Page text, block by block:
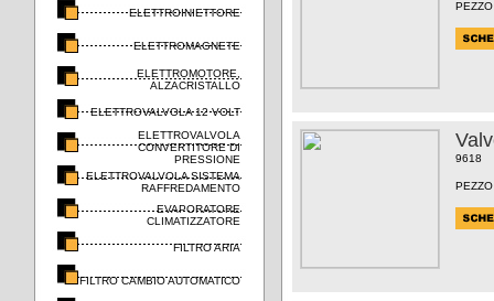
ELETTROINIETTORE
ELETTROMAGNETE
ELETTROMOTORE,
ALZACRISTALLO
ELETTROVALVOLA 12 VOLT
ELETTROVALVOLA
CONVERTITORE DI
PRESSIONE
ELETTROVALVOLA SISTEMA
RAFFREDAMENTO
EVAPORATORE
CLIMATIZZATORE
FILTRO ARIA
FILTRO CAMBIO AUTOMATICO
9618